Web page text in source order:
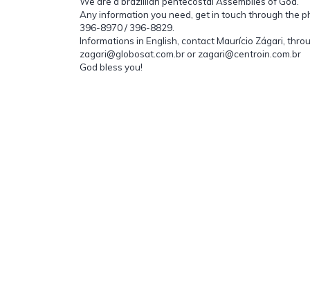
Any information you need, get in touch through the
396-8970 / 396-8829.
Informations in English, contact Maurício Zágari,
zagari@globosat.com.br or zagari@centroin.com.br
God bless you!